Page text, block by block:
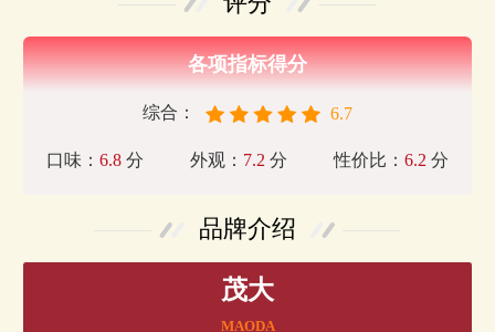
各项指标得分
综合： 6.7
口味： 6.8分 外观： 7.2 分 性价比：6.2 分
品牌介绍
茂大
MAODA